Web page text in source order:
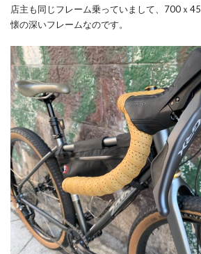
店主も同じフレーム乗っていまして、700ｘ
懐の深いフレームなのです。